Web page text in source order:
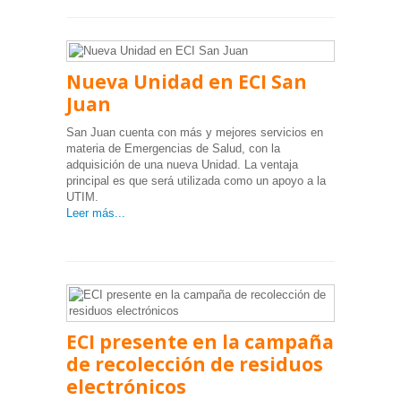
Nueva Unidad en ECI San
Juan
San Juan cuenta con más y mejores servicios en
materia de Emergencias de Salud, con la
adquisición de una nueva Unidad. La ventaja
principal es que será utilizada como un apoyo a la
UTIM.
Leer más...
ECI presente en la campaña
de recolección de residuos
electrónicos